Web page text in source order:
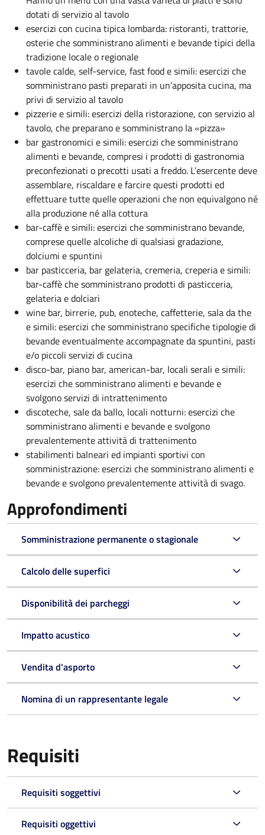
dotati di servizio al tavolo
esercizi con cucina tipica lombarda: ristoranti, trattorie,
osterie che somministrano alimenti e bevande tipici della
tradizione locale o regionale
tavole calde, self-service, fast food e simili: esercizi che
somministrano pasti preparati in un’apposita cucina, ma
privi di servizio al tavolo
pizzerie e simili: esercizi della ristorazione, con servizio al
tavolo, che preparano e somministrano la «pizza»
bar gastronomici e simili: esercizi che somministrano
alimenti e bevande, compresi i prodotti di gastronomia
preconfezionati o precotti usati a freddo. L’esercente deve
assemblare, riscaldare e farcire questi prodotti ed
effettuare tutte quelle operazioni che non equivalgono né
alla produzione né alla cottura
bar-caffè e simili: esercizi che somministrano bevande,
comprese quelle alcoliche di qualsiasi gradazione,
dolciumi e spuntini
bar pasticceria, bar gelateria, cremeria, creperia e simili:
bar-caffè che somministrano prodotti di pasticceria,
gelateria e dolciari
wine bar, birrerie, pub, enoteche, caffetterie, sala da the
e simili: esercizi che somministrano specifiche tipologie di
bevande eventualmente accompagnate da spuntini, pasti
e/o piccoli servizi di cucina
disco-bar, piano bar, american-bar, locali serali e simili:
esercizi che somministrano alimenti e bevande e
svolgono servizi di intrattenimento
discoteche, sale da ballo, locali notturni: esercizi che
somministrano alimenti e bevande e svolgono
prevalentemente attività di trattenimento
stabilimenti balneari ed impianti sportivi con
somministrazione: esercizi che somministrano alimenti e
bevande e svolgono prevalentemente attività di svago.
Approfondimenti
Somministrazione permanente o stagionale
Calcolo delle superfici
Disponibilità dei parcheggi
Impatto acustico
Vendita d'asporto
Nomina di un rappresentante legale
Requisiti
Requisiti soggettivi
Requisiti oggettivi